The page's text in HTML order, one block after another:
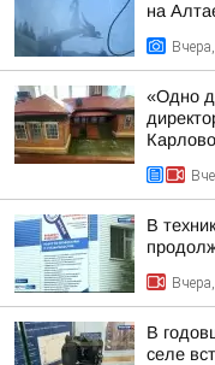
на
«Одно
В
В
селе